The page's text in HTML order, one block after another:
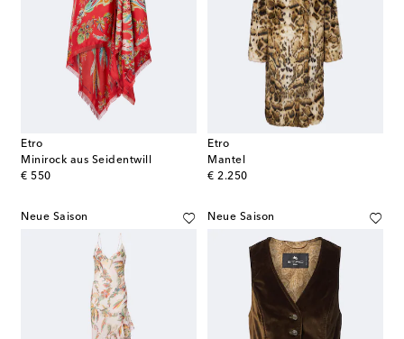
Etro
Minirock aus Seidentwill
€ 550
original price
Etro
Mantel
€ 2.250
original price
Neue Saison Neue Saison